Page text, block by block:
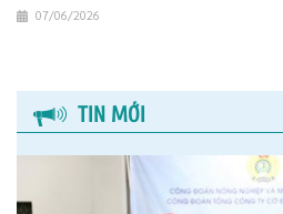
07/06/2026
TIN MỚI